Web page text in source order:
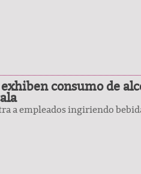
consumo de
a empleados ingiriendo